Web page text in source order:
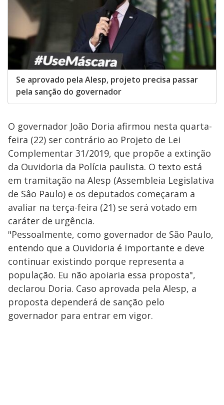
Se aprovado pela Alesp, projeto precisa passar
pela sanção do governador
O governador João Doria afirmou nesta quarta-
feira (22) ser contrário ao Projeto de Lei
Complementar 31/2019, que propõe a extinção
da Ouvidoria da Polícia paulista. O texto está
em tramitação na Alesp (Assembleia Legislativa
de Sâo Paulo) e os deputados começaram a
avaliar na terça-feira (21) se será votado em
caráter de urgência.
"Pessoalmente, como governador de São Paulo,
entendo que a Ouvidoria é importante e deve
continuar existindo porque representa a
população. Eu não apoiaria essa proposta",
declarou Doria. Caso aprovada pela Alesp, a
proposta dependerá de sanção pelo
governador para entrar em vigor.